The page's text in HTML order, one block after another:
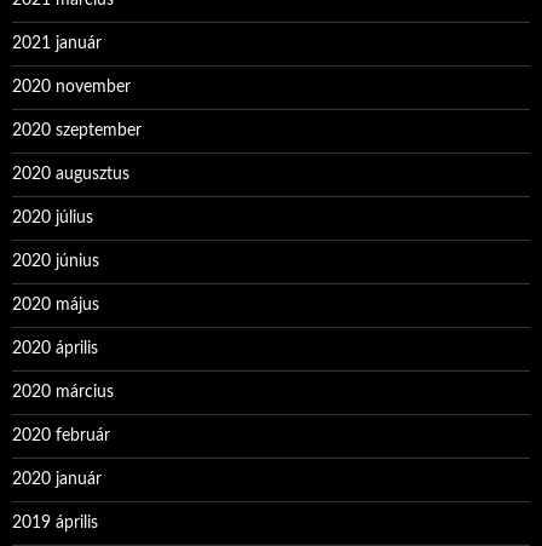
2021 január
2020 november
2020 szeptember
2020 augusztus
2020 július
2020 június
2020 május
2020 április
2020 március
2020 február
2020 január
2019 április